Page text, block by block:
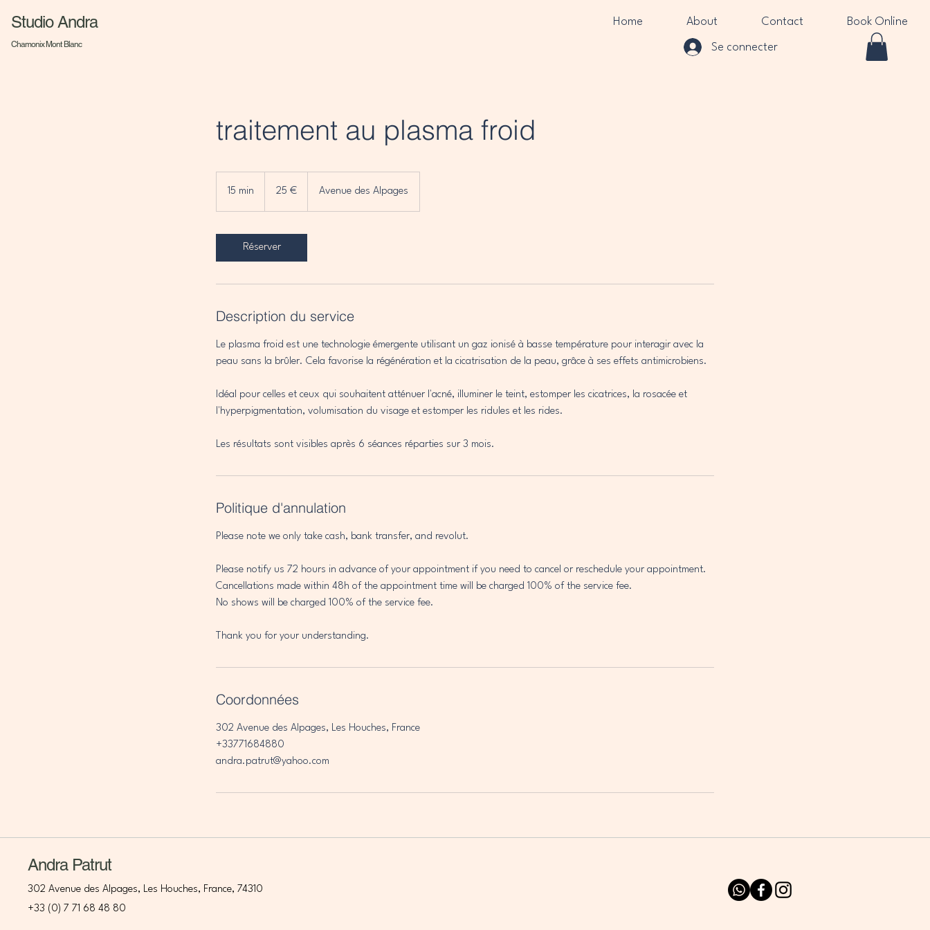
Studio Andra
Chamonix Mont Blanc
Home About Contact Book Online
Se connecter
traitement au plasma froid
15 min 25 € Avenue des Alpages
Réserver
Description du service
Le plasma froid est une technologie émergente utilisant un gaz ionisé à basse température pour interagir avec la
peau sans la brûler. Cela favorise la régénération et la cicatrisation de la peau, grâce à ses effets antimicrobiens.
Idéal pour celles et ceux qui souhaitent atténuer l'acné, illuminer le teint, estomper les cicatrices, la rosacée et
l'hyperpigmentation, volumisation du visage et estomper les ridules et les rides.
Les résultats sont visibles après 6 séances réparties sur 3 mois.
Politique d'annulation
Please note we only take cash, bank transfer, and revolut.
Please notify us 72 hours in advance of your appointment if you need to cancel or reschedule your appointment.
Cancellations made within 48h of the appointment time will be charged 100% of the service fee.
No shows will be charged 100% of the service fee.
Thank you for your understanding.
Coordonnées
302 Avenue des Alpages, Les Houches, France
+33771684880
andra.patrut@yahoo.com
Andra Patrut
302 Avenue des Alpages, Les Houches, France, 74310
+33 (0) 7 71 68 48 80